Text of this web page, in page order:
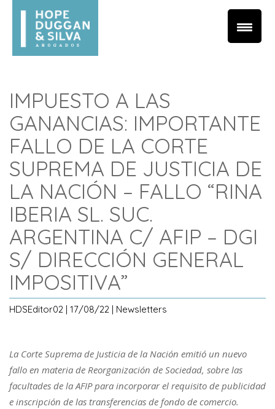
IMPUESTO A LAS
GANANCIAS: IMPORTANTE
FALLO DE LA CORTE
SUPREMA DE JUSTICIA DE
LA NACIÓN – FALLO “RINA
IBERIA SL. SUC.
ARGENTINA C/ AFIP – DGI
S/ DIRECCIÓN GENERAL
IMPOSITIVA”
HDSEditor02 | 17/08/22 | Newsletters
La Corte Suprema de Justicia de la Nación emitió un nuevo
fallo en materia de Reorganización de Sociedad, sobre las
facultades de la AFIP para incorporar el requisito de publicidad
e inscripción de las transferencias de fondo de comercio.